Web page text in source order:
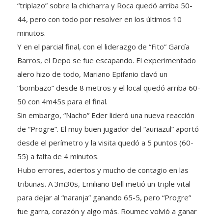
44, pero con todo por resolver en los últimos 10
minutos.
Y en el parcial final, con el liderazgo de “Fito” García
Barros, el Depo se fue escapando. El experimentado
alero hizo de todo, Mariano Epifanio clavó un
“bombazo” desde 8 metros y el local quedó arriba 60-
50 con 4m45s para el final.
Sin embargo, “Nacho” Eder lideró una nueva reacción
de “Progre”. El muy buen jugador del “auriazul” aportó
desde el perímetro y la visita quedó a 5 puntos (60-
55) a falta de 4 minutos.
Hubo errores, aciertos y mucho de contagio en las
tribunas. A 3m30s, Emiliano Bell metió un triple vital
para dejar al “naranja” ganando 65-5, pero “Progre”
fue garra, corazón y algo más. Roumec volvió a ganar
protagonismo en ataque y a falta de 30 segundos, el